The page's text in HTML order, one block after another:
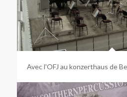
Avec l'OFJ au konzerthaus de